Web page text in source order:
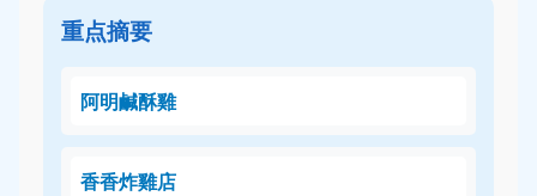
重点摘要
阿明鹹酥雞
香香炸雞店